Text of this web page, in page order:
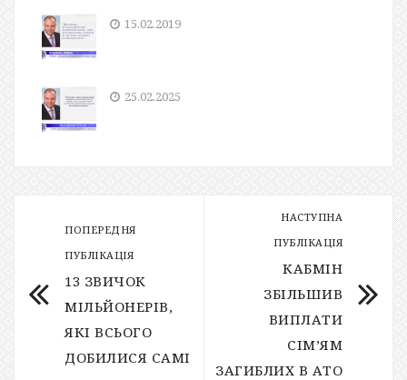
15.02.2019
25.02.2025
ПОПЕРЕДНЯ
ПУБЛІКАЦІЯ
13 ЗВИЧОК
МІЛЬЙОНЕРІВ,
ЯКІ ВСЬОГО
ДОБИЛИСЯ САМІ
НАСТУПНА
ПУБЛІКАЦІЯ
КАБМІН
ЗБІЛЬШИВ
ВИПЛАТИ
СІМ’ЯМ
ЗАГИБЛИХ В АТО